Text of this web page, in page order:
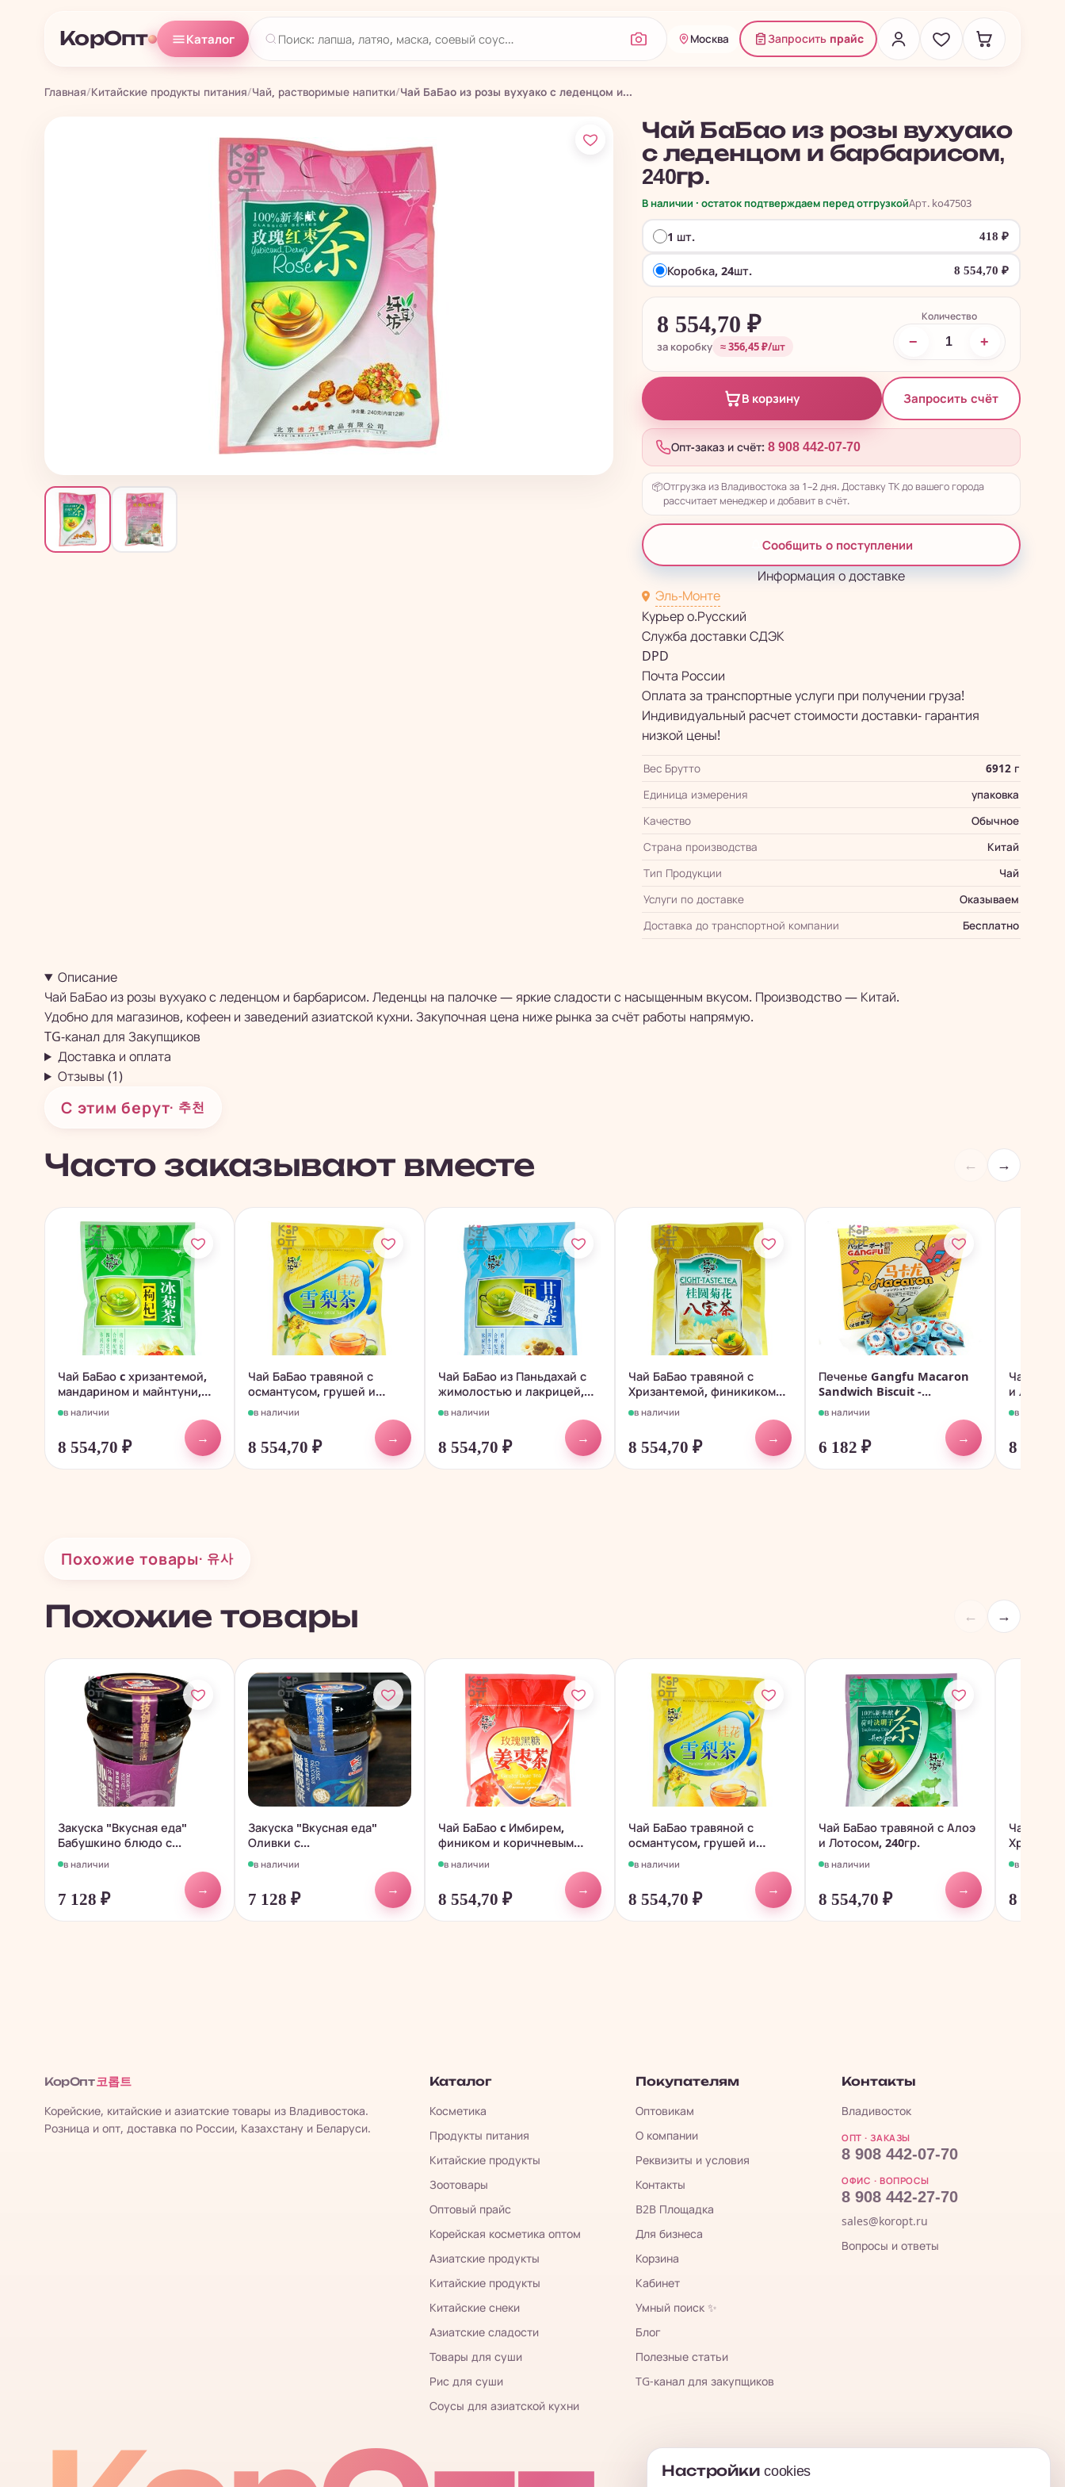
КорОпт Каталог Москва Запросить прайс
Главная/Китайские продукты питания/Чай, растворимые напитки/Чай БаБао из розы вухуако с леденцом и...
Чай БаБао из розы вухуако
с леденцом и барбарисом,
240гр.
В наличии · остаток подтверждаем перед отгрузкойАрт. ko47503
1 шт. 418₽
Коробка, 24шт. 8 554,70₽
8 554,70 ₽
за коробку ≈ 356,45 ₽/шт
Количество
− +
В корзину Запросить счёт
Опт-заказ и счёт: 8 908 442-07-70
📦Отгрузка из Владивостока за 1–2 дня. Доставку ТК до вашего города
рассчитает менеджер и добавит в счёт.
Сообщить о поступлении
Информация о доставке
Эль-Монте
Курьер о.Русский
Служба доставки СДЭК
DPD
Почта России
Оплата за транспортные услуги при получении груза!
Индивидуальный расчет стоимости доставки- гарантия
низкой цены!
Вес Брутто
6912 г
Единица измерения
упаковка
Качество
Обычное
Страна производства
Китай
Тип Продукции
Чай
Услуги по доставке
Оказываем
Доставка до транспортной компании
Бесплатно
Описание
Чай БаБао из розы вухуако с леденцом и барбарисом. Леденцы на палочке — яркие сладости с насыщенным вкусом. Производство — Китай.
Удобно для магазинов, кофеен и заведений азиатской кухни. Закупочная цена ниже рынка за счёт работы напрямую.
TG-канал для Закупщиков
Доставка и оплата
Отзывы (1)
С этим берут· 추천
Часто заказывают вместе ← →
Чай БаБао c хризантемой,
мандарином и майнтуни,
240гр.
в наличии
8 554,70 ₽
→
Чай БаБао травяной с
османтусом, грушей и
леденцом,...
в наличии
8 554,70 ₽
→
Чай БаБао из Паньдахай с
жимолостью и лакрицей,
240гр.
в наличии
8 554,70 ₽
→
Чай БаБао травяной с
Хризантемой, финикиком
и...
в наличии
8 554,70 ₽
→
Печенье Gangfu Macaron
Sandwich Biscuit -...
в наличии
6 182 ₽
→
Чай
и
в наличии
8
Похожие товары· 유사
Похожие товары ← →
Закуска "Вкусная еда"
Бабушкино блюдо с...
в наличии
7 128 ₽
→
Закуска "Вкусная еда"
Оливки с...
в наличии
7 128 ₽
→
Чай БаБао c Имбирем,
фиником и коричневым
сахаром,...
в наличии
8 554,70 ₽
→
Чай БаБао травяной с
османтусом, грушей и
леденцом,...
в наличии
8 554,70 ₽
→
Чай БаБао травяной с Алоэ
и Лотосом, 240гр.
в наличии
8 554,70 ₽
→
Чай
и...в наличии
8
КорОпт 코롭트
Корейские, китайские и азиатские товары из Владивостока.
Розница и опт, доставка по России, Казахстану и Беларуси.
Каталог
Косметика
Продукты питания
Китайские продукты
Зоотовары
Оптовый прайс
Корейская косметика оптом
Азиатские продукты
Китайские продукты
Китайские снеки
Азиатские сладости
Товары для суши
Рис для суши
Соусы для азиатской кухни
Покупателям
Оптовикам
О компании
Реквизиты и условия
Контакты
B2B Площадка
Для бизнеса
Корзина
Кабинет
Умный поиск ✨
Блог
Полезные статьи
TG-канал для закупщиков
Контакты
Владивосток
ОПТ · ЗАКАЗЫ
8 908 442-07-70
ОФИС · ВОПРОСЫ
8 908 442-27-70
sales@koropt.ru
Вопросы и ответы
Настройки cookies